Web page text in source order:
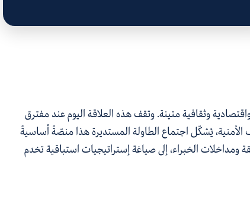
وثقافية متينة. وتقف هذه العلاقة اليومعند مفترق
الأمنية، يُشكّل اجتماع الطاولة المستديرةهذا منصّةً أساسيةً
ومداخلات الخبراء، إلىصياغة إستراتيجيات استباقية تخدم